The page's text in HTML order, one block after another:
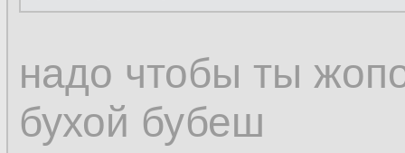
надо чтобы ты
бухой бубеш